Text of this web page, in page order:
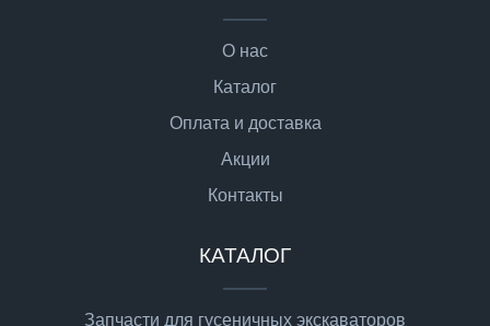
О нас
Каталог
Оплата и доставка
Акции
Контакты
КАТАЛОГ
Запчасти для гусеничных экскаваторов